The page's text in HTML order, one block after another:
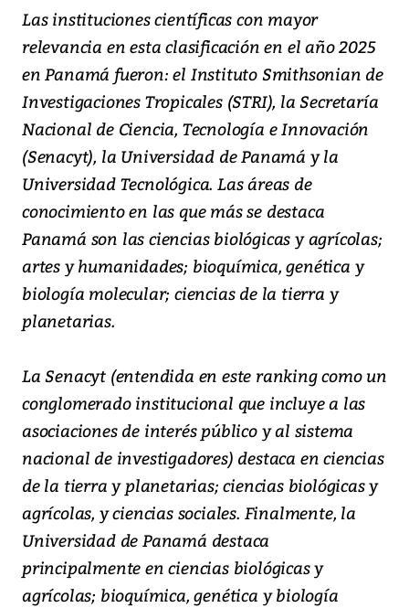
Las instituciones científicas con mayor
relevancia en esta clasificación en el año 2025
en Panamá fueron: el Instituto Smithsonian de
Investigaciones Tropicales (STRI), la Secretaría
Nacional de Ciencia, Tecnología e Innovación
(Senacyt), la Universidad de Panamá y la
Universidad Tecnológica. Las áreas de
conocimiento en las que más se destaca
Panamá son las ciencias biológicas y agrícolas;
artes y humanidades; bioquímica, genética y
biología molecular; ciencias de la tierra y
planetarias.
La Senacyt (entendida en este ranking como un
conglomerado institucional que incluye a las
asociaciones de interés público y al sistema
nacional de investigadores) destaca en ciencias
de la tierra y planetarias; ciencias biológicas y
agrícolas, y ciencias sociales. Finalmente, la
Universidad de Panamá destaca
principalmente en ciencias biológicas y
agrícolas; bioquímica, genética y biología